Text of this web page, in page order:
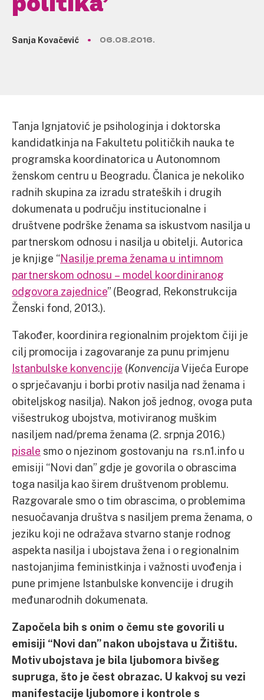
Sanja Kovačević 06.08.2016.
Tanja Ignjatović je psihologinja i doktorska
kandidatkinja na Fakultetu političkih nauka te
programska koordinatorica u Autonomnom
ženskom centru u Beogradu. Članica je nekoliko
radnih skupina za izradu strateških i drugih
dokumenata u području institucionalne i
društvene podrške ženama sa iskustvom nasilja u
partnerskom odnosu i nasilja u obitelji. Autorica
je knjige “Nasilje prema ženama u intimnom
partnerskom odnosu – model koordiniranog
odgovora zajednice” (Beograd, Rekonstrukcija
Ženski fond, 2013.).
Također, koordinira regionalnim projektom čiji je
cilj promocija i zagovaranje za punu primjenu
Istanbulske konvencije (KonvencijaVijeća Europe
o sprječavanju i borbi protiv nasilja nad ženama i
obiteljskog nasilja). Nakon još jednog, ovoga puta
višestrukog ubojstva, motiviranog muškim
nasiljem nad/prema ženama (2. srpnja 2016.)
pisale smo o njezinom gostovanju na rs.n1.info u
emisiji “Novi dan” gdje je govorila o obrascima
toga nasilja kao širem društvenom problemu.
Razgovarale smo o tim obrascima, o problemima
nesuočavanja društva s nasiljem prema ženama, o
jeziku koji ne odražava stvarno stanje rodnog
aspekta nasilja i ubojstava žena i o regionalnim
nastojanjima feministkinja i važnosti uvođenja i
pune primjene Istanbulske konvencije i drugih
međunarodnih dokumenata.
Započela bih s onim o čemu ste govorili u
emisiji “Novi dan” nakon ubojstava u Žitištu.
Motiv ubojstava je bila ljubomora bivšeg
supruga, što je čest obrazac. U kakvoj su vezi
manifestacije ljubomore i kontrole s